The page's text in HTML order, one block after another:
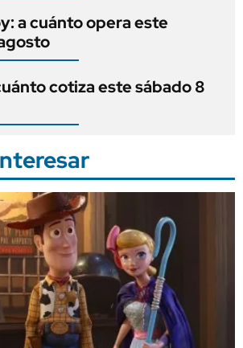
a cuánto opera este
cotiza este sábado 8